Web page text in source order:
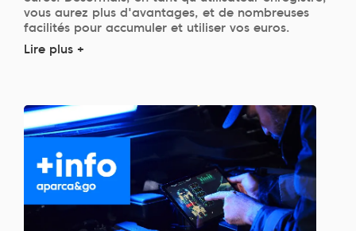
vous aurez plus d'avantages, et de nombreuses
facilités pour accumuler et utiliser vos euros.
Lire plus +